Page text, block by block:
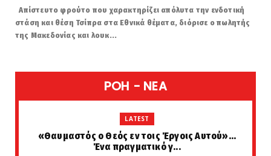
Απίστευτο φρούτο που χαρακτηρίζει απόλυτα την ενδοτική
στάση και θέση Τσίπρα στα Εθνικά θέματα, διόρισε ο πωλητής
της Μακεδονίας και λουκ...
POH - NEA
LATEST
«Θαυμαστός ο Θεός εν τοις Έργοις Αυτού»...
Ένα πραγματικό γ...